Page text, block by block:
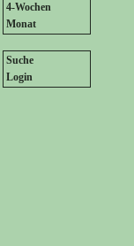
4-Wochen
Monat
Suche
Login